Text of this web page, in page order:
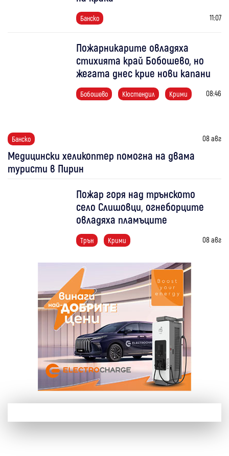
Банско 11:07
Пожарникарите овладяха
стихията край Бобошево, но
жегата днес крие нови капани
Бобошево Кюстендил Крими 08:46
Банско 08 авг
Медицински хеликоптер помогна на двама
туристи в Пирин
Пожар горя над трънското
село Слишовци, огнеборците
овладяха пламъците
Трън Крими 08 авг